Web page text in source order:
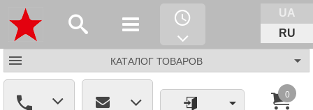
UA
RU
КАТАЛОГ ТОВАРОВ
0